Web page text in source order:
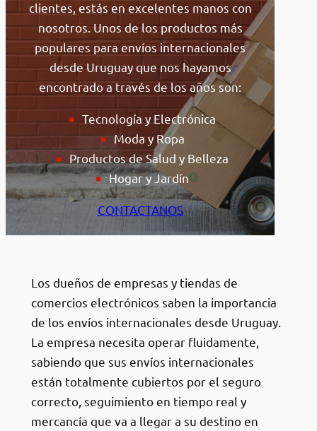
clientes, estás en excelentes manos con
nosotros. Unos de los productos más
populares para envíos internacionales
desde Uruguay que nos hayamos
encontrado a través de los años son:
Tecnología y Electrónica
Moda y Ropa
Productos de Salud y Belleza
Hogar y Jardín
CONTACTANOS
Los dueños de empresas y tiendas de
comercios electrónicos saben la importancia
de los envíos internacionales desde Uruguay.
La empresa necesita operar fluidamente,
sabiendo que sus envíos internacionales
están totalmente cubiertos por el seguro
correcto, seguimiento en tiempo real y
mercancía que va a llegar a su destino en